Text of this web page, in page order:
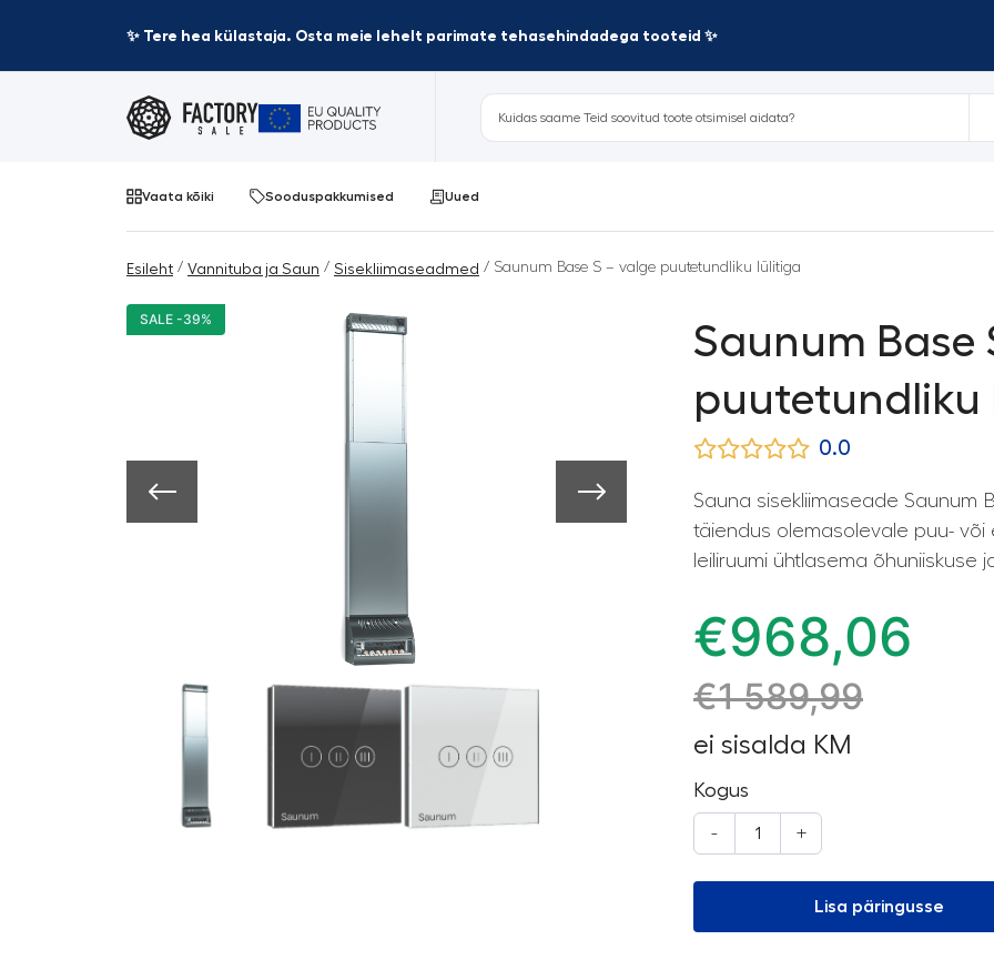
✨ Tere hea külastaja. Osta meie lehelt parimate tehasehindadega tooteid ✨
Vaata kõiki Sooduspakkumised Uued
Esileht / Vannituba ja Saun / Sisekliimaseadmed / Saunum Base S – valge puutetundliku lülitiga
SALE -39%
Saunum Base
puutetundliku
0.0
Sauna sisekliimaseade Saunum
täiendus olemasolevale puu- või
leiliruumi ühtlasema õhuniiskuse
€968,06
€1 589,99
ei sisalda KM
Kogus
- +
Lisa päringusse